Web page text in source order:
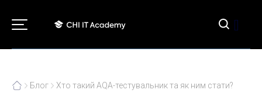
[]
Блог Хто такий AQA-тестувальник та як ним стати?